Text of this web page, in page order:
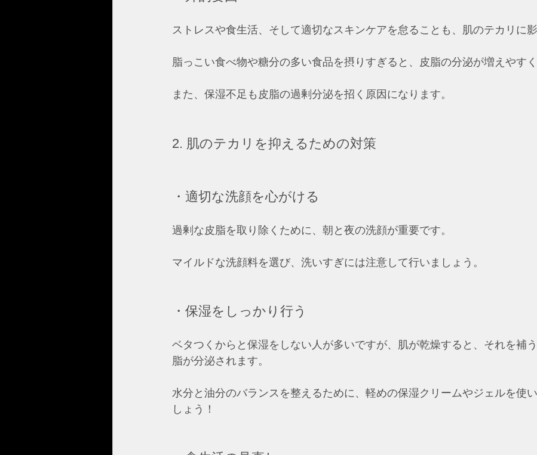
ストレスや食生活、そして適切なスキンケアを怠ることも、肌のテカリに影
脂っこい食べ物や糖分の多い食品を摂りすぎると、皮脂の分泌が増えやすく
また、保湿不足も皮脂の過剰分泌を招く原因になります。
2. 肌のテカリを抑えるための対策
・適切な洗顔を心がける
過剰な皮脂を取り除くために、朝と夜の洗顔が重要です。
マイルドな洗顔料を選び、洗いすぎには注意して行いましょう。
・保湿をしっかり行う
ベタつくからと保湿をしない人が多いですが、肌が乾燥すると、それを補
脂が分泌されます。
水分と油分のバランスを整えるために、軽めの保湿クリームやジェルを使
しょう！